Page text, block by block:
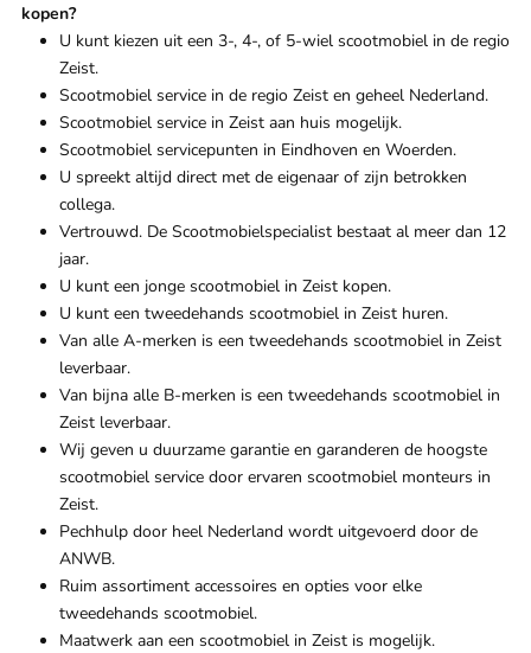
kopen?
U kunt kiezen uit een 3-, 4-, of 5-wiel scootmobiel in de regio
Zeist.
Scootmobiel service in de regio Zeist en geheel Nederland.
Scootmobiel service in Zeist aan huis mogelijk.
Scootmobiel servicepunten in Eindhoven en Woerden.
U spreekt altijd direct met de eigenaar of zijn betrokken
collega.
Vertrouwd. De Scootmobielspecialist bestaat al meer dan 12
jaar.
U kunt een jonge scootmobiel in Zeist kopen.
U kunt een tweedehands scootmobiel in Zeist huren.
Van alle A-merken is een tweedehands scootmobiel in Zeist
leverbaar.
Van bijna alle B-merken is een tweedehands scootmobiel in
Zeist leverbaar.
Wij geven u duurzame garantie en garanderen de hoogste
scootmobiel service door ervaren scootmobiel monteurs in
Zeist.
Pechhulp door heel Nederland wordt uitgevoerd door de
ANWB.
Ruim assortiment accessoires en opties voor elke
tweedehands scootmobiel.
Maatwerk aan een scootmobiel in Zeist is mogelijk.